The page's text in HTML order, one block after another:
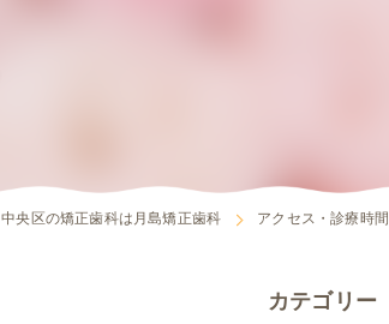
中央区の矯正歯科は月島矯正歯科 アクセス・診療時間
カテゴリー